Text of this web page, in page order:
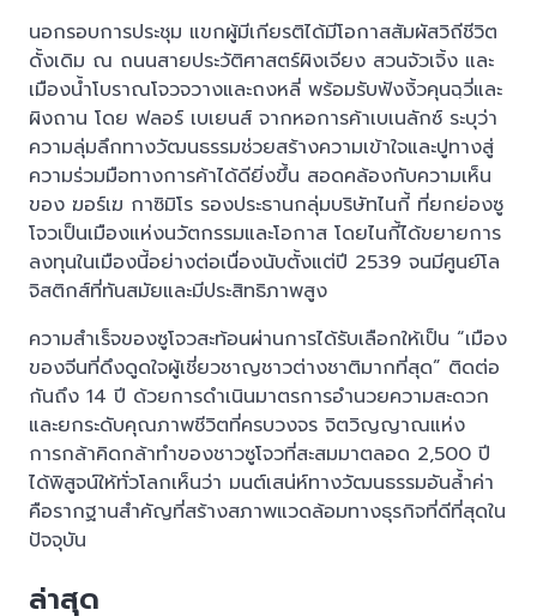
นอกรอบการประชุม แขกผู้มีเกียรติได้มีโอกาสสัมผัสวิถีชีวิต
ดั้งเดิม ณ ถนนสายประวัติศาสตร์ผิงเจียง สวนจัวเจิ้ง และ
เมืองน้ำโบราณโจวจวางและถงหลี่ พร้อมรับฟังงิ้วคุนฉฺวี่และ
ผิงถาน โดย ฟลอร์ เบเยนส์ จากหอการค้าเบเนลักซ์ ระบุว่า
ความลุ่มลึกทางวัฒนธรรมช่วยสร้างความเข้าใจและปูทางสู่
ความร่วมมือทางการค้าได้ดียิ่งขึ้น สอดคล้องกับความเห็น
ของ ฆอร์เฆ กาซิมิโร รองประธานกลุ่มบริษัทไนกี้ ที่ยกย่องซู
โจวเป็นเมืองแห่งนวัตกรรมและโอกาส โดยไนกี้ได้ขยายการ
ลงทุนในเมืองนี้อย่างต่อเนื่องนับตั้งแต่ปี 2539 จนมีศูนย์โล
จิสติกส์ที่ทันสมัยและมีประสิทธิภาพสูง
ความสำเร็จของซูโจวสะท้อนผ่านการได้รับเลือกให้เป็น “เมือง
ของจีนที่ดึงดูดใจผู้เชี่ยวชาญชาวต่างชาติมากที่สุด” ติดต่อ
กันถึง 14 ปี ด้วยการดำเนินมาตรการอำนวยความสะดวก
และยกระดับคุณภาพชีวิตที่ครบวงจร จิตวิญญาณแห่ง
การกล้าคิดกล้าทำของชาวซูโจวที่สะสมมาตลอด 2,500 ปี
ได้พิสูจน์ให้ทั่วโลกเห็นว่า มนต์เสน่ห์ทางวัฒนธรรมอันล้ำค่า
คือรากฐานสำคัญที่สร้างสภาพแวดล้อมทางธุรกิจที่ดีที่สุดใน
ปัจจุบัน
ล่าสุด